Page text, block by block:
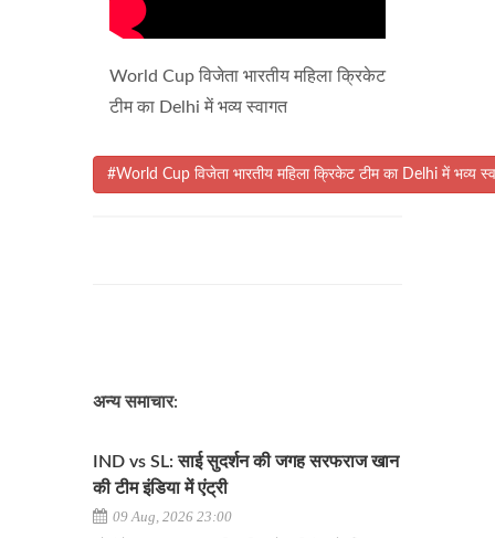
World Cup विजेता भारतीय महिला क्रिकेट
टीम का Delhi में भव्य स्वागत
#World Cup विजेता भारतीय महिला क्रिकेट टीम का Delhi में भव्य
अन्य समाचार:
IND vs SL: साई सुदर्शन की जगह सरफराज खान
की टीम इंडिया में एंट्री
09 Aug, 2026 23:00